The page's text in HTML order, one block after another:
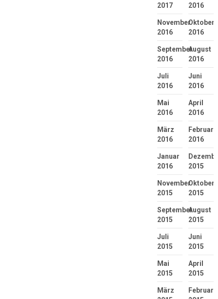
2017
2016
November
2016
Oktober
2016
September
2016
August
2016
Juli
2016
Juni
2016
Mai
2016
April
2016
März
2016
Februar
2016
Januar
2016
2015
November
2015
Oktober
2015
September
2015
August
2015
Juli
2015
Juni
2015
Mai
2015
April
2015
März
Februar